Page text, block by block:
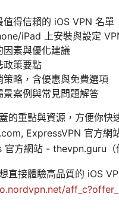
值得信賴的 iOS VPN 名單
iPad 上安裝與設定
因素與優化建議
政策要點
策略，含優惠與免費選項
景案例與常見問題解答
的重點與資源，方便你
ExpressVPN 官方
方網站 - thevpn.guru（
直接體驗高品質的 iOS